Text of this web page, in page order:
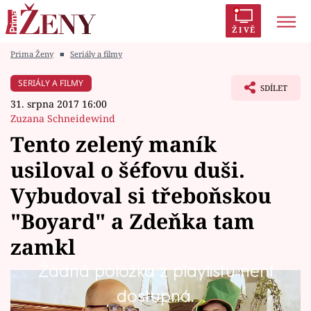
ŽIVĚ
Módní alarm
Témata
Celebrity
Vztahy
Seriály
Prima Ženy ■ Seriály a filmy
SERIÁLY A FILMY
31. srpna 2017 16:00
Zuzana Schneidewind
SDÍLET
Tento zelený maník
usiloval o šéfovu duši.
Vybudoval si třeboňskou
"Boyard" a Zdeňka tam
zamkl
Žádná položka z playlistu není
dostupná.
Výjev jak z Erbenovy Kytice. "Brekeke!"